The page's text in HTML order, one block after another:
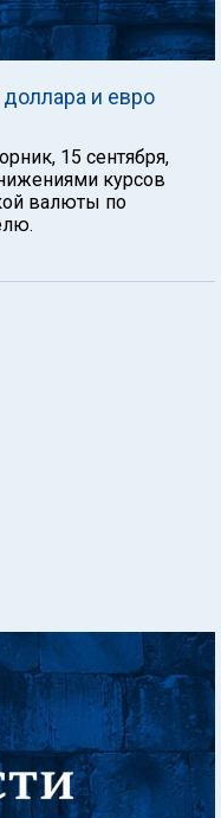
и евро
15 сентября,
курсов
валюты по